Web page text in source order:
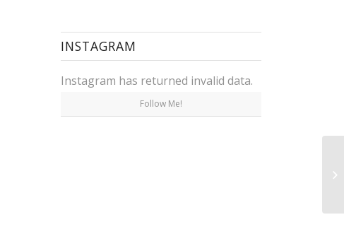
INSTAGRAM
Instagram has returned invalid data.
Follow Me!